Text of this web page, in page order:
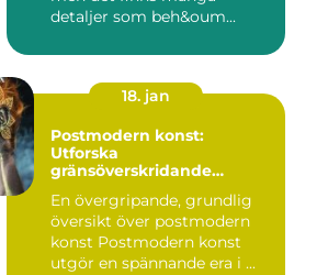
detaljer som beh&oum...
18. jan
Postmodern konst:
Utforska
gränsöverskridande
En övergripande, grundlig
översikt över postmodern
konst Postmodern konst
utgör en spännande era i ...